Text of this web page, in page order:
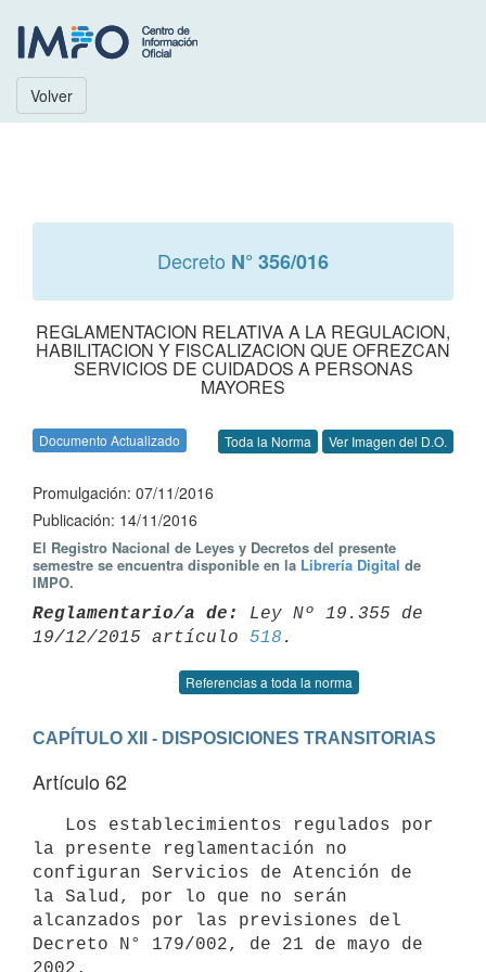
Volver
Decreto N° 356/016
REGLAMENTACION RELATIVA A LA REGULACION,
HABILITACION Y FISCALIZACION QUE OFREZCAN
SERVICIOS DE CUIDADOS A PERSONAS
MAYORES
Documento Actualizado Toda la Norma Ver Imagen del D.O.
Promulgación: 07/11/2016
Publicación: 14/11/2016
El Registro Nacional de Leyes y Decretos del presente
semestre se encuentra disponible en la Librería Digital de
IMPO.
Reglamentario/a de:
Ley Nº 19.355 de
19/12/2015 artículo 518
Referencias a toda la norma
CAPÍTULO XII - DISPOSICIONES TRANSITORIAS
Artículo 62
la presente reglamentación no
configuran Servicios de Atención de
la Salud, por lo que no serán
alcanzados por las previsiones del
Decreto N° 179/002, de 21 de mayo de